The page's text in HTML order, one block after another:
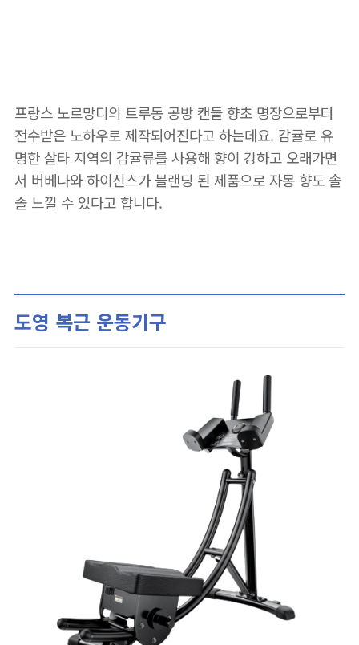
프랑스 노르망디의 트루동 공방 캔들 향초 명장으로부터
전수받은 노하우로 제작되어진다고 하는데요. 감귤로 유
명한 살타 지역의 감귤류를 사용해 향이 강하고 오래가면
서 버베나와 하이신스가 블랜딩 된 제품으로 자몽 향도 솔
솔 느낄 수 있다고 합니다.
도영 복근 운동기구